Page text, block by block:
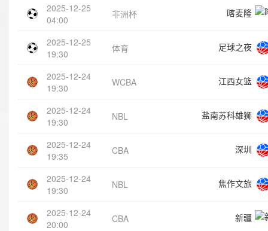
2025-12-25
04:00
非洲杯 喀麦隆
2025-12-25
19:30
体育 足球之夜
2025-12-24
19:30
WCBA 江西女篮
2025-12-24
19:30
NBL 盐南苏科雄狮
2025-12-24
19:35
CBA 深圳
2025-12-24
19:30
NBL 焦作文旅
2025-12-24
20:00
CBA 新疆